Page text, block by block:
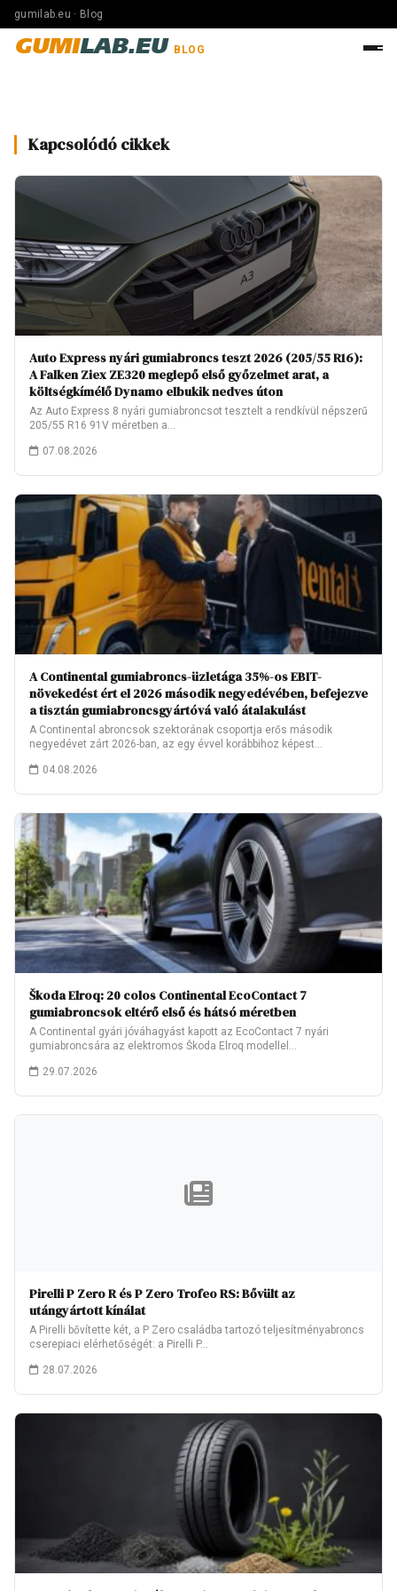
gumilab.eu · Blog
GUMILAB.EU BLOG
Kapcsolódó cikkek
Auto Express nyári gumiabroncs teszt 2026 (205/55 R16):
A Falken Ziex ZE320 meglepő első győzelmet arat, a
költségkímélő Dynamo elbukik nedves úton
Az Auto Express 8 nyári gumiabroncsot tesztelt a rendkívül népszerű
205/55 R16 91V méretben a…
07.08.2026
A Continental gumiabroncs-üzletága 35%-os EBIT-
növekedést ért el 2026 második negyedévében, befejezve
a tisztán gumiabroncsgyártóvá való átalakulást
A Continental abroncsok szektorának csoportja erős második
negyedévet zárt 2026-ban, az egy évvel korábbihoz képest…
04.08.2026
Škoda Elroq: 20 colos Continental EcoContact 7
gumiabroncsok eltérő első és hátsó méretben
A Continental gyári jóváhagyást kapott az EcoContact 7 nyári
gumiabroncsára az elektromos Škoda Elroq modellel…
29.07.2026
Pirelli P Zero R és P Zero Trofeo RS: Bővült az
utángyártott kínálat
A Pirelli bővítette két, a P Zero családba tartozó teljesítményabroncs
cserepiaci elérhetőségét: a Pirelli P…
28.07.2026